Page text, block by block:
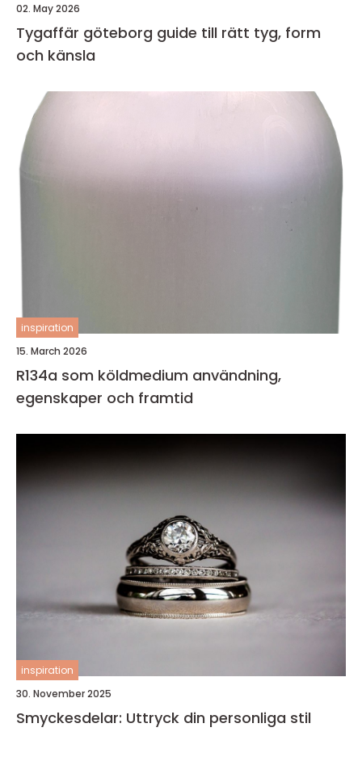
02. May 2026
Tygaffär göteborg guide till rätt tyg, form
och känsla
inspiration
15. March 2026
R134a som köldmedium användning,
egenskaper och framtid
inspiration
30. November 2025
Smyckesdelar: Uttryck din personliga stil